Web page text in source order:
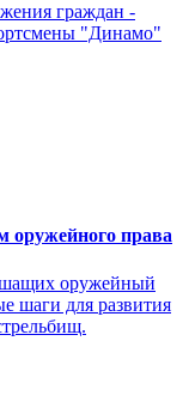
граждан -
"Динамо"
оружейного права
оружейный
шаги для развития